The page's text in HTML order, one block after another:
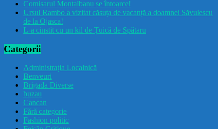
Comisarul Montalbanu se întoarce!
Ursul Rambo a vizitat căsuța de vacanță a doamnei Săvulescu
de la Ojasca!
L-a cinstit cu un kil de Țuică de Spătaru
Categorii
Administrația Localnică
Benveuri
Brigada Diverse
buzau
Cancan
Fără categorie
Fashion politic